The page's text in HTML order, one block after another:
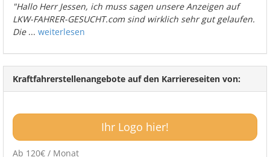
"Hallo Herr Jessen, ich muss sagen unsere Anzeigen auf
LKW-FAHRER-GESUCHT.com sind wirklich sehr gut gelaufen.
Die... weiterlesen
Kraftfahrerstellenangebote auf den Karriereseiten von:
Ihr Logo hier!
Ab 120€ / Monat